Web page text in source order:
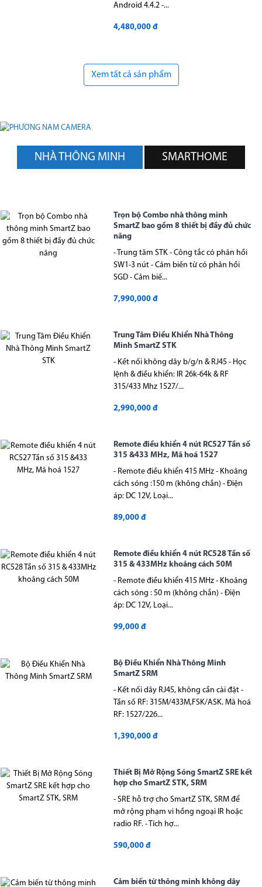
Android 4.4.2 -...
4,480,000 đ
Xem tất cả sản phẩm
NHÀ THÔNG MINH SMARTHOME
Trọn bộ Combo nhà thông minh
SmartZ bao gồm 8 thiết bị đầy đủ chức
năng
- Trung tâm STK - Công tắc có phản hồi
SW1-3 nút - Cảm biến từ có phản hồi
SGD - Cảm biế...
7,990,000 đ
Trung Tâm Điều Khiển Nhà Thông
Minh SmartZ STK
- Kết nối không dây b/g/n & RJ45 - Học
lệnh & điều khiển: IR 26k-64k & RF
315/433 Mhz 1527/...
2,990,000 đ
Remote điều khiển 4 nút RC527 Tần số
315 &433 MHz, Mã hoá 1527
- Remote điều khiển 415 MHz - Khoảng
cách sóng :150 m (không chắn) - Điện
áp: DC 12V, Loại...
89,000 đ
Remote điều khiển 4 nút RC528 Tần số
315 & 433MHz khoảng cách 50M
- Remote điều khiển 415 MHz - Khoảng
cách sóng : 50 m (không chắn) - Điện
áp: DC 12V, Loại...
99,000 đ
Bộ Điều Khiển Nhà Thông Minh
SmartZ SRM
- Kết nối dây RJ45, không cần cài đặt -
Tần số RF: 315M/433M,FSK/ASK. Mã hoá
RF: 1527/226...
1,390,000 đ
Thiết Bị Mở Rộng Sóng SmartZ SRE kết
hợp cho SmartZ STK, SRM
- SRE hỗ trợ cho SmartZ STK, SRM để
mở rộng phạm vi hồng ngoại IR hoặc
radio RF. - Tích hợ...
590,000 đ
Cảm biến từ thông minh không dây